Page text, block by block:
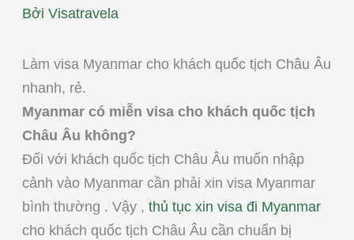
Bởi Visatravela
Làm visa Myanmar cho khách quốc tịch Châu Âu
nhanh, rẻ.
Myanmar có miễn visa cho khách quốc tịch
Châu Âu không?
Đối với khách quốc tịch Châu Âu muốn nhập
cảnh vào Myanmar cần phải xin visa Myanmar
bình thường . Vậy , thủ tục xin visa đi Myanmar
cho khách quốc tịch Châu Âu cần chuẩn bị